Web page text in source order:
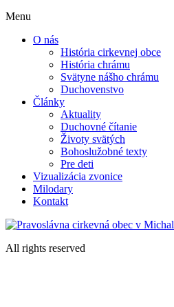
Menu
O nás
História cirkevnej obce
História chrámu
Svätyne nášho chrámu
Duchovenstvo
Články
Aktuality
Duchovné čítanie
Životy svätých
Bohoslužobné texty
Pre deti
Vizualizácia zvonice
Milodary
Kontakt
All rights reserved